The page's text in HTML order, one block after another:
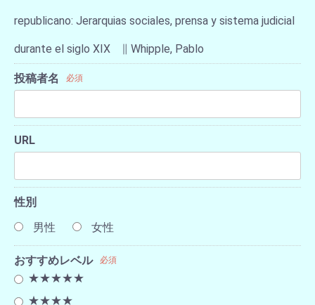
republicano: Jerarquias sociales, prensa y sistema judicial
durante el siglo XIX ∥ Whipple, Pablo
投稿者名 必須
URL
性別
男性
女性
おすすめレベル 必須
★★★★★
★★★★